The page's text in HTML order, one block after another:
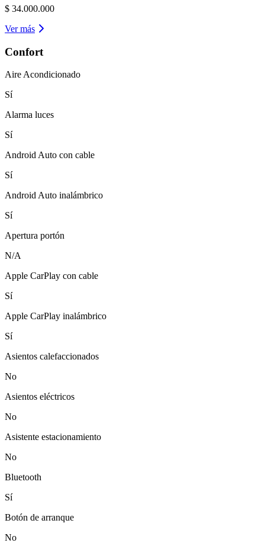
$ 34.000.000
Ver más
Confort
Aire Acondicionado
Sí
Alarma luces
Sí
Android Auto con cable
Sí
Android Auto inalámbrico
Sí
Apertura portón
N/A
Apple CarPlay con cable
Sí
Apple CarPlay inalámbrico
Sí
Asientos calefaccionados
No
Asientos eléctricos
No
Asistente estacionamiento
No
Bluetooth
Sí
Botón de arranque
No